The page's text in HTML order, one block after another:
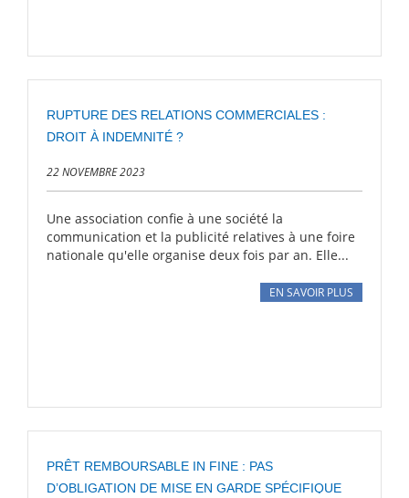
RUPTURE DES RELATIONS COMMERCIALES :
DROIT À INDEMNITÉ ?
22 NOVEMBRE 2023
Une association confie à une société la
communication et la publicité relatives à une foire
nationale qu'elle organise deux fois par an. Elle...
EN SAVOIR PLUS
PRÊT REMBOURSABLE IN FINE : PAS
D’OBLIGATION DE MISE EN GARDE SPÉCIFIQUE